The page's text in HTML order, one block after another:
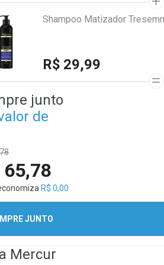
Shampoo Matizador
R$ 29,99
junto
de
65,78
R$ 0,00
JUNTO
Mercur